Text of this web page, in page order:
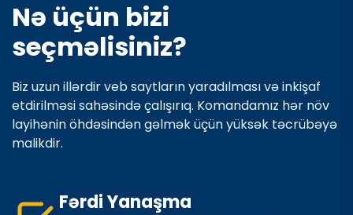
Nə üçün bizi
seçməlisiniz?
Biz uzun illərdir veb saytların yaradılması və inkişaf
etdirilməsi sahəsində çalışırıq. Komandamız hər növ
layihənin öhdəsindən gəlmək üçün yüksək təcrübəyə
malikdir.
Fərdi Yanaşma